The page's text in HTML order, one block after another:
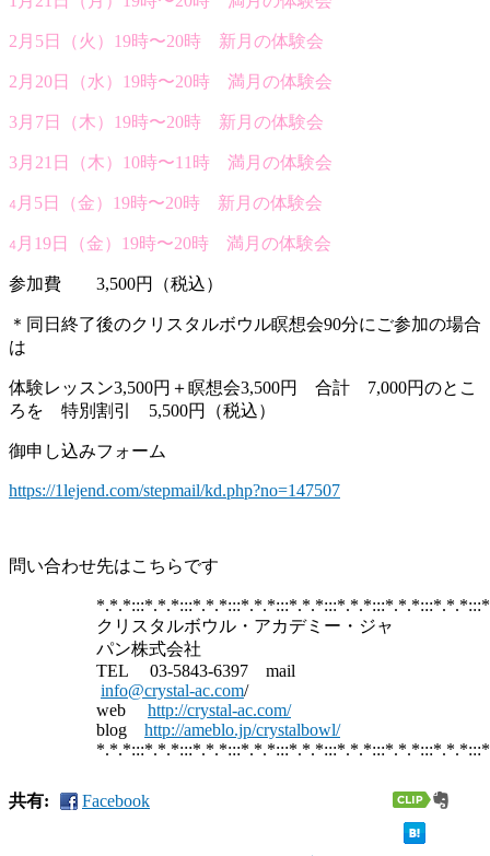
2月5日（火）19時〜20時 新月の体験会
2月20日（水）19時〜20時 満月の体験会
3月7日（木）19時〜20時 新月の体験会
3月21日（木）10時〜11時 満月の体験会
4 月5日（金）19時〜20時 新月の体験会
4 月19日（金）19時〜20時 満月の体験会
参加費 3,500円（税込）
＊同日終了後のクリスタルボウル瞑想会90分にご参加の場合
は
体験レッスン3,500円＋瞑想会3,500円 合計 7,000円のとこ
ろを 特別割引 5,500円（税込）
御申し込みフォーム
https://1lejend.com/stepmail/kd.php?no=147507
問い合わせ先はこちらです
クリスタルボウル・アカデミー・ジャ
パン株式会社
TEL 03-5843-6397 mail
info@crystal-ac.com/
web http://crystal-ac.com/
blog http://ameblo.jp/crystalbowl/
共有: Facebook